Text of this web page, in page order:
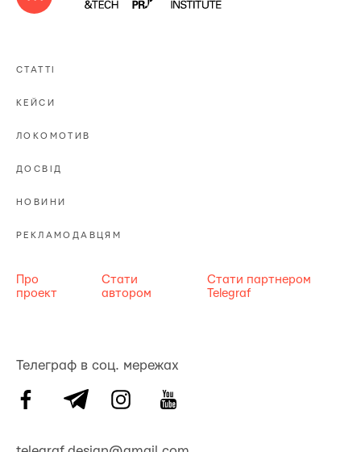
СТАТТІ
КЕЙСИ
ЛОКОМОТИВ
ДОСВІД
НОВИНИ
РЕКЛАМОДАВЦЯМ
Про
проект
Стати
автором
Стати партнером
Telegraf
Телеграф в соц. мережах